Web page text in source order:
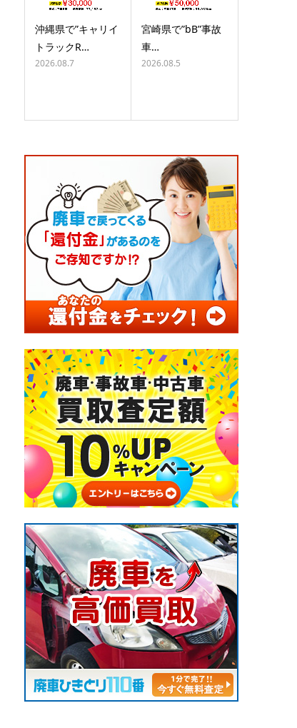
沖縄県で”キャリイ
トラックR…
2026.08.7
宮崎県で”bB”事故
車…
2026.08.5